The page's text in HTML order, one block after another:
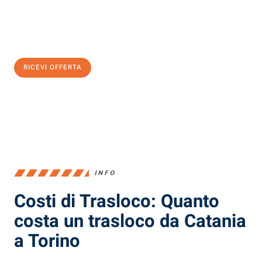
RICEVI OFFERTA
INFO
Costi di Trasloco: Quanto
costa un trasloco da Catania
a Torino